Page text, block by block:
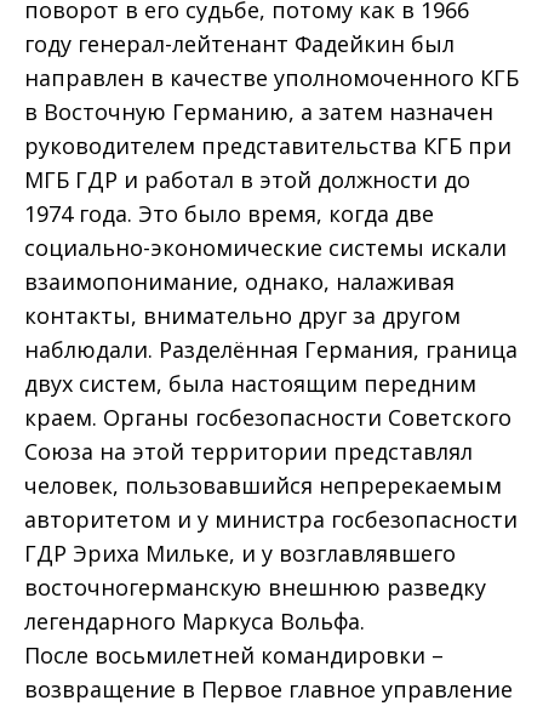
поворот в его судьбе, потому как в 1966
году генерал-лейтенант Фадейкин был
направлен в качестве уполномоченного КГБ
в Восточную Германию, а затем назначен
руководителем представительства КГБ при
МГБ ГДР и работал в этой должности до
1974 года. Это было время, когда две
социально-экономические системы искали
взаимопонимание, однако, налаживая
контакты, внимательно друг за другом
наблюдали. Разделённая Германия, граница
двух систем, была настоящим передним
краем. Органы госбезопасности Советского
Союза на этой территории представлял
человек, пользовавшийся непререкаемым
авторитетом и у министра госбезопасности
ГДР Эриха Мильке, и у возглавлявшего
восточногерманскую внешнюю разведку
легендарного Маркуса Вольфа.
После восьмилетней командировки –
возвращение в Первое главное управление